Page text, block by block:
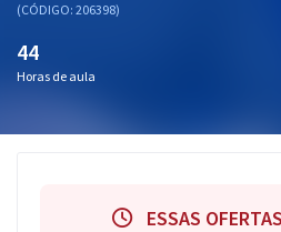
Atendimento
(CÓDIGO: 206398)
44
Horas de aula
ESSAS